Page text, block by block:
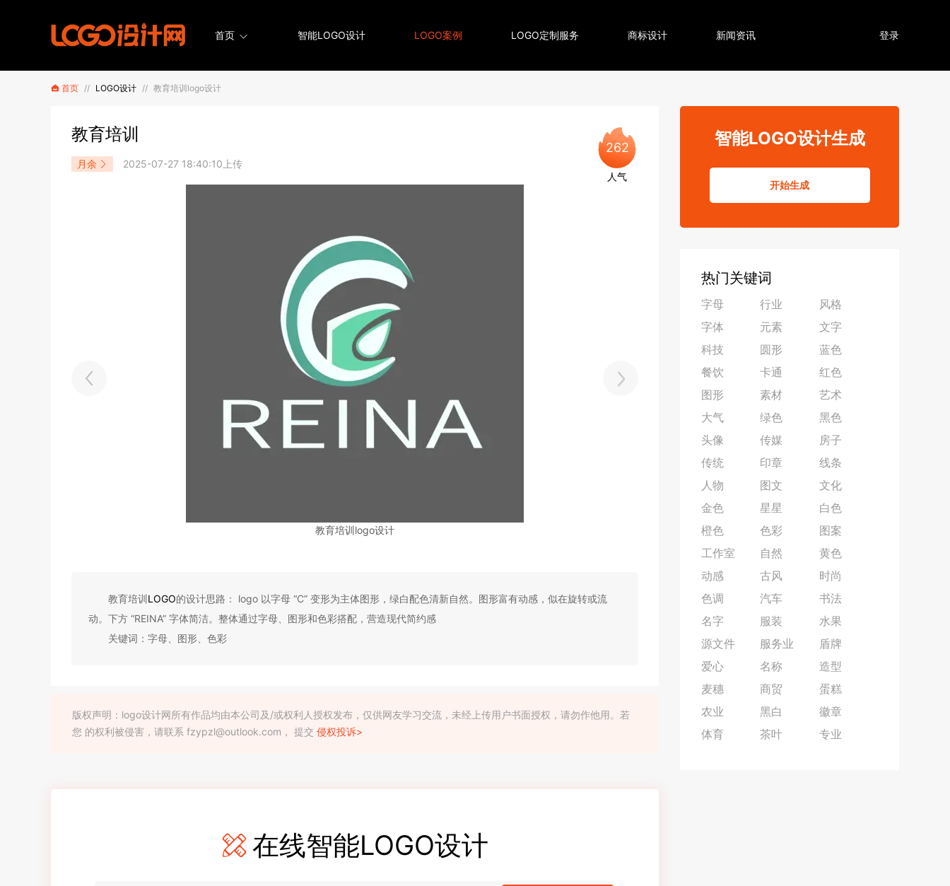
首页 智能LOGO设计 LOGO案例 LOGO定制服务 商标设计 新闻资讯 登录
首页 // LOGO设计 // 教育培训logo设计
教育培训
月余 2025-07-27 18:40:10上传
262
人气
教育培训logo设计
教育培训LOGO的设计思路： logo 以字母 “C” 变形为主体图形，绿白配色清新自然。图形富有动感，似在旋转或流
动。下方 “REINA” 字体简洁。整体通过字母、图形和色彩搭配，营造现代简约感
关键词：字母、图形、色彩
版权声明：logo设计网所有作品均由本公司及/或权利人授权发布，仅供网友学习交流，未经上传用户书面授权，请勿作他用。若
您 的权利被侵害，请联系 fzypzl@outlook.com， 提交 侵权投诉>
在线智能LOGO设计
智能LOGO设计生成
开始生成
热门关键词
字母 行业
风格
字体
元素
文字
科技
圆形
蓝色
餐饮
卡通
红色
图形
素材
艺术
大气
绿色
黑色
头像
传媒
房子
传统
印章
线条
人物
图文
文化
金色
星星
白色
橙色
色彩
图案
工作室
自然
黄色
动感
古风
时尚
色调
汽车
书法
名字
服装
水果
源文件
服务业
盾牌
爱心
名称
造型
麦穗
商贸
蛋糕
农业
黑白
徽章
体育
茶叶 专业